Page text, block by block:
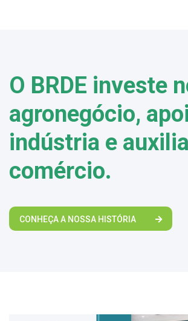
O BRDE investe
agronegócio,
indústria e
comércio.
CONHEÇA A NOSSA HISTÓRIA